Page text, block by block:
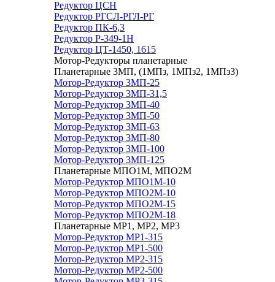
Редуктор ЦСН
Редуктор РГСЛ-РГЛ-РГ
Редуктор ПК-6,3
Редуктор Р-349-1Н
Редуктор ЦТ-1450, 1615
Мотор-Редукторы планетарные
Планетарные 3МП, (1МПз, 1МПз2, 1МПз3)
Мотор-Редуктор 3МП-25
Мотор-Редуктор 3МП-31,5
Мотор-Редуктор 3МП-40
Мотор-Редуктор 3МП-50
Мотор-Редуктор 3МП-63
Мотор-Редуктор 3МП-80
Мотор-Редуктор 3МП-100
Мотор-Редуктор 3МП-125
Планетарные МПО1М, МПО2М
Мотор-Редуктор МПО1М-10
Мотор-Редуктор МПО2М-10
Мотор-Редуктор МПО2М-15
Мотор-Редуктор МПО2М-18
Планетарные МР1, МР2, МР3
Мотор-Редуктор МР1-315
Мотор-Редуктор МР1-500
Мотор-Редуктор МР2-315
Мотор-Редуктор МР2-500